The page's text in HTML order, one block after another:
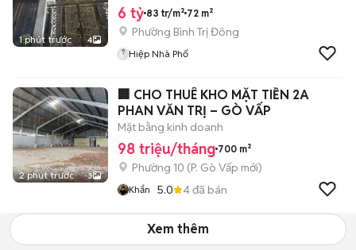
1 phút trước 4
6 tỷ 83 tr/m² 72 m²
Phường Bình Trị Đông
Hiệp Nhà Phố
2 phút trước 3
🏢 CHO THUÊ KHO MẶT TIỀN 2A
PHAN VĂN TRỊ – GÒ VẤP
Mặt bằng kinh doanh
98 triệu/tháng 700 m²
Phường 10 (P. Gò Vấp mới)
Khẩn 5.0 4đã bán
Xem thêm